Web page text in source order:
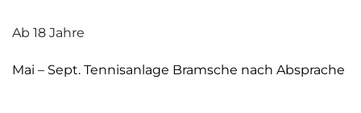
Ab 18 Jahre
Mai – Sept. Tennisanlage Bramsche nach Absprache